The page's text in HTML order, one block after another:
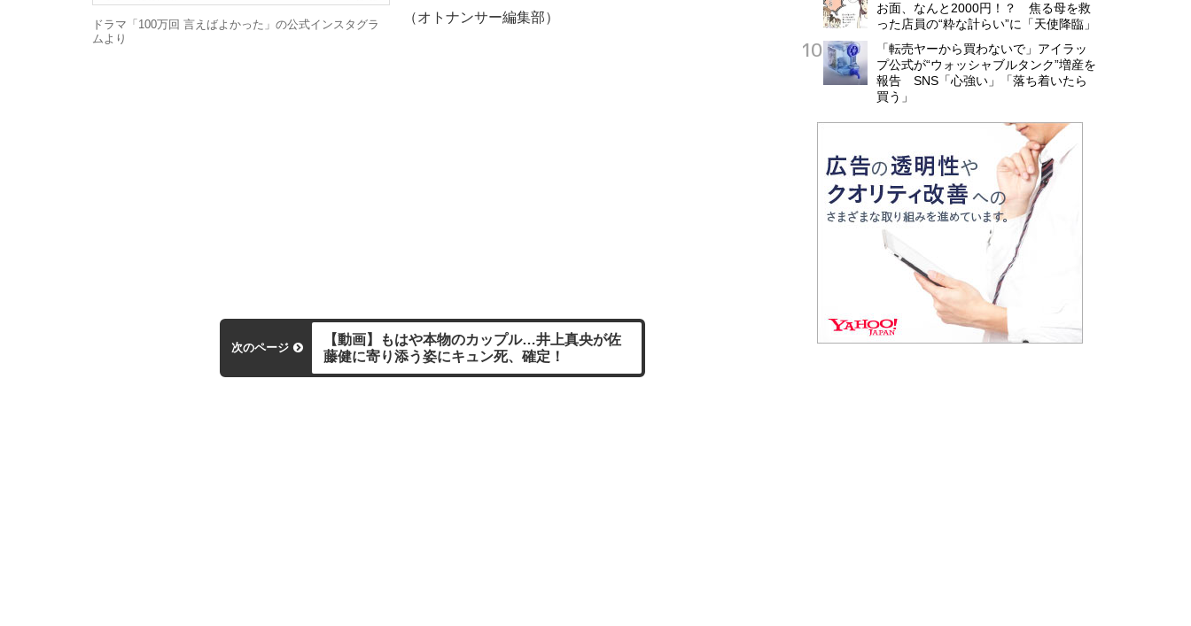
ドラマ「100万回 言えばよかった」の公式インスタグラ
ムより
（オトナンサー編集部）
次のページ
【動画】もはや本物のカップル…井上真央が佐
藤健に寄り添う姿にキュン死、確定！
お面、なんと2000円！？ 焦る母を救
った店員の“粋な計らい”に「天使降臨」
「転売ヤーから買わないで」アイラッ
プ公式が“ウォッシャブルタンク”増産を
報告 SNS「心強い」「落ち着いたら
買う」